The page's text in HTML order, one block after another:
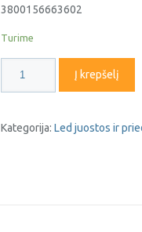
3800156663602
Turime
kiekis:
valdymo
Į krepšelį
Kategorija: Led juostos ir